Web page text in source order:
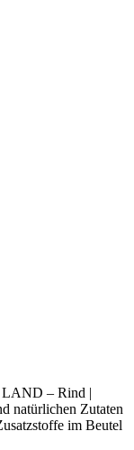
– Rind |
natürlichen Zutaten
im Beutel